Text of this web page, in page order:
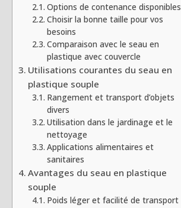
Options de contenance disponibles
Choisir la bonne taille pour vos
besoins
Comparaison avec le seau en
plastique avec couvercle
Utilisations courantes du seau en
plastique souple
Rangement et transport d’objets
divers
Utilisation dans le jardinage et le
nettoyage
Applications alimentaires et
sanitaires
Avantages du seau en plastique
souple
Poids léger et facilité de transport